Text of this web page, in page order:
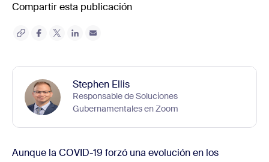
Compartir esta publicación
Stephen Ellis
Responsable de Soluciones
Gubernamentales en Zoom
Aunque la COVID-19 forzó una evolución en los